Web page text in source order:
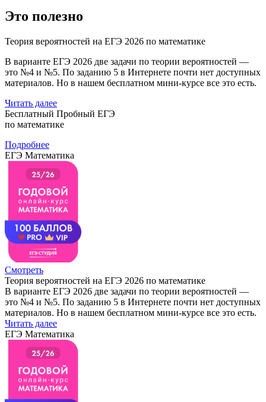
Это полезно
Теория вероятностей на ЕГЭ 2026 по математике
В варианте ЕГЭ 2026 две задачи по теории вероятностей —
это №4 и №5. По заданию 5 в Интернете почти нет доступных
материалов. Но в нашем бесплатном мини-курсе все это есть.
Читать далее
Бесплатный Пробный ЕГЭ
по математике
Подробнее
ЕГЭ Математика
Смотреть
Теория вероятностей на ЕГЭ 2026 по математике
В варианте ЕГЭ 2026 две задачи по теории вероятностей —
это №4 и №5. По заданию 5 в Интернете почти нет доступных
материалов. Но в нашем бесплатном мини-курсе все это есть.
Читать далее
ЕГЭ Математика